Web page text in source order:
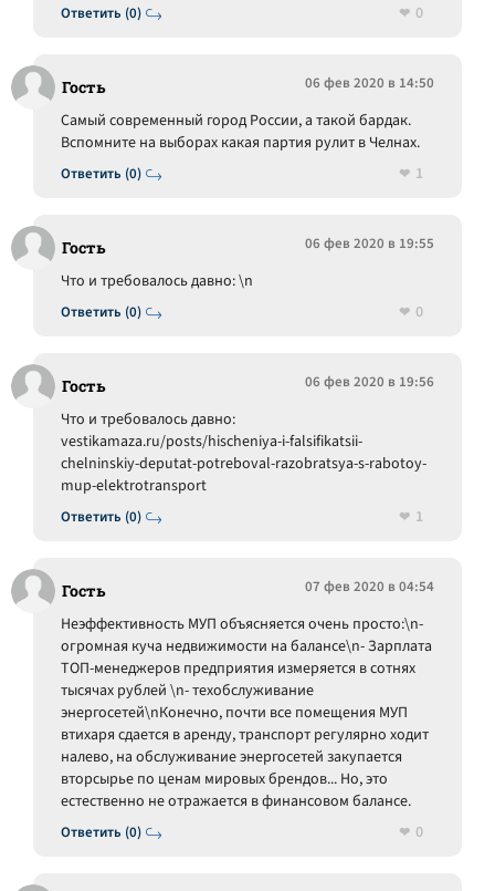
Ответить (0)
0
Гость 06 фев 2020 в 14:50
Ответить (0)
Самый современный город России, а такой бардак.
Вспомните на выборах какая партия рулит в Челнах.
1
Гость 06 фев 2020 в 19:55
Ответить (0)
Что и требовалось давно: \n
0
Гость 06 фев 2020 в 19:56
Ответить (0)
Что и требовалось давно:
vestikamaza.ru/posts/hischeniya-i-falsifikatsii-
chelninskiy-deputat-potreboval-razobratsya-s-rabotoy-
mup-elektrotransport
1
Гость 07 фев 2020 в 04:54
Ответить (0)
Неэффективность МУП объясняется очень просто:\n-
огромная куча недвижимости на балансе\n- Зарплата
ТОП-менеджеров предприятия измеряется в сотнях
тысячах рублей \n- техобслуживание
энергосетей\nКонечно, почти все помещения МУП
втихаря сдается в аренду, транспорт регулярно ходит
налево, на обслуживание энергосетей закупается
вторсырье по ценам мировых брендов... Но, это
естественно не отражается в финансовом балансе.
0